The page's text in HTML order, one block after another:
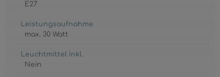
E27
Leistungsaufnahme
max. 30 Watt
Leuchtmittel inkl.
Nein